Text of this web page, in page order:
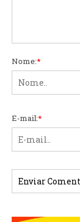
Nome:*
E-mail:*